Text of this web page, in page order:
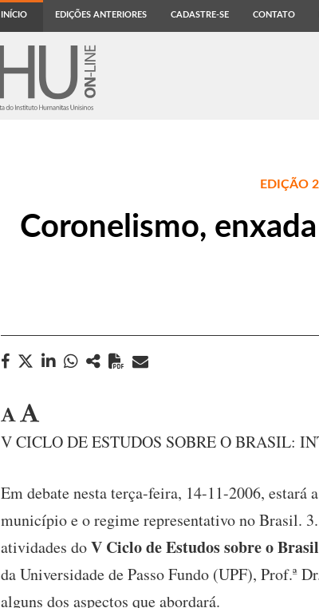
INÍCIO EDIÇÕES ANTERIORES CADASTRE-SE CONTATO
EDIÇÃO
Coronelismo,
V CICLO DE ESTUDOS SOBRE O BRASIL:
Em debate nesta terça-feira, 14-11-2006,
município e o regime representativo no Brasil.
atividades doV Ciclo de Estudos sobre o
da Universidade de Passo Fundo (UPF), Prof.ª
alguns dos aspectos que abordará.